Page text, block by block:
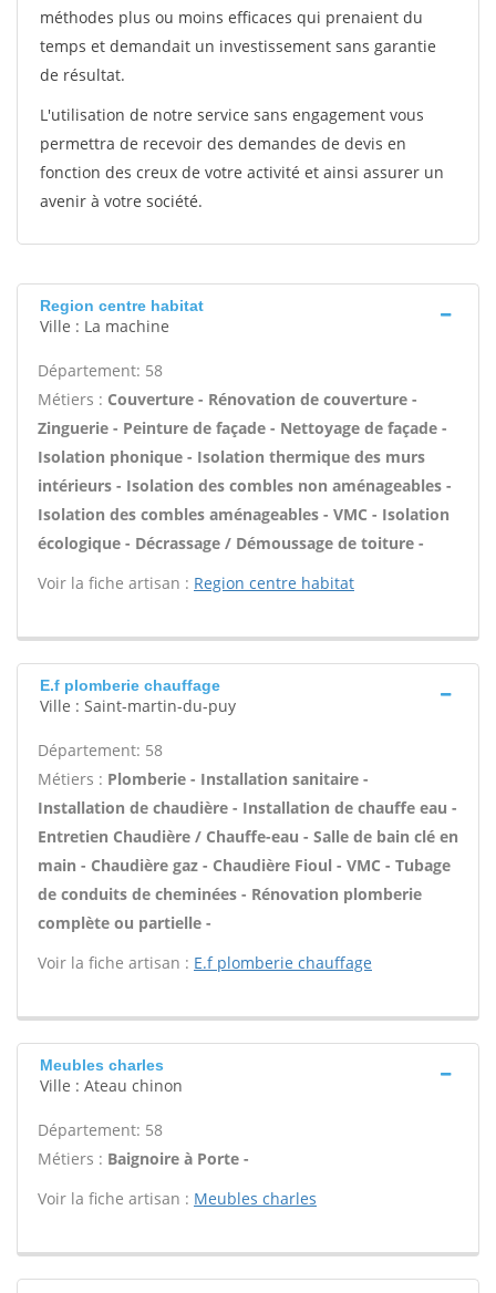
méthodes plus ou moins efficaces qui prenaient du
temps et demandait un investissement sans garantie
de résultat.
L'utilisation de notre service sans engagement vous
permettra de recevoir des demandes de devis en
fonction des creux de votre activité et ainsi assurer un
avenir à votre société.
Region centre habitat
Ville : La machine
Département: 58
Métiers : Couverture - Rénovation de couverture -
Zinguerie - Peinture de façade - Nettoyage de façade -
Isolation phonique - Isolation thermique des murs
intérieurs - Isolation des combles non aménageables -
Isolation des combles aménageables - VMC - Isolation
écologique - Décrassage / Démoussage de toiture -
Voir la fiche artisan : Region centre habitat
E.f plomberie chauffage
Ville : Saint-martin-du-puy
Département: 58
Métiers : Plomberie - Installation sanitaire -
Installation de chaudière - Installation de chauffe eau -
Entretien Chaudière / Chauffe-eau - Salle de bain clé en
main - Chaudière gaz - Chaudière Fioul - VMC - Tubage
de conduits de cheminées - Rénovation plomberie
complète ou partielle -
Voir la fiche artisan : E.f plomberie chauffage
Meubles charles
Ville : Ateau chinon
Département: 58
Métiers : Baignoire à Porte -
Voir la fiche artisan : Meubles charles